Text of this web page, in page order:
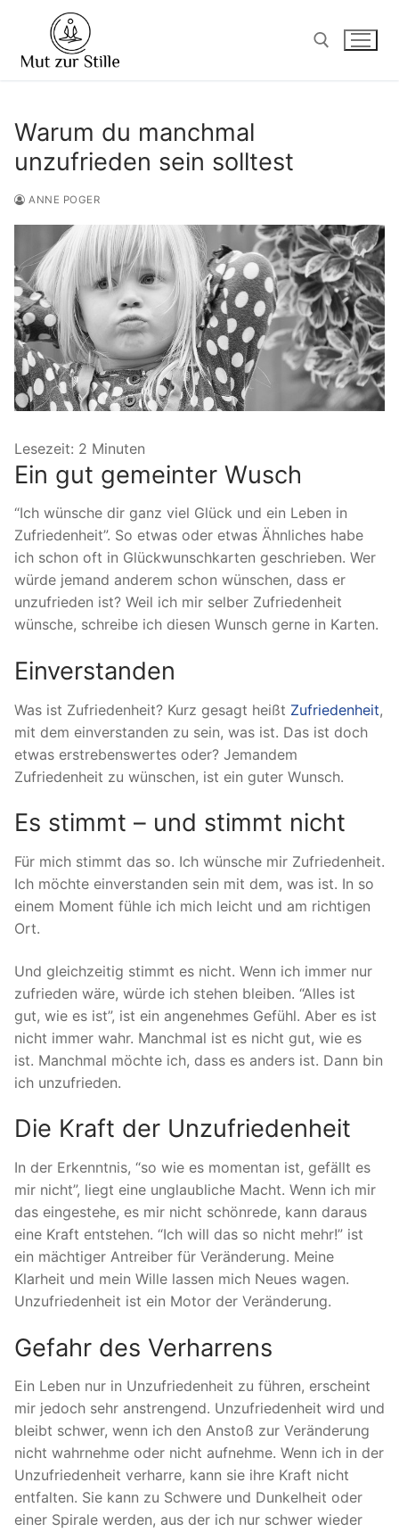
springen
Warum du manchmal
unzufrieden sein solltest
ANNE POGER
Lesezeit: 2 Minuten
Ein gut gemeinter Wusch
“Ich wünsche dir ganz viel Glück und ein Leben in
Zufriedenheit”. So etwas oder etwas Ähnliches habe
ich schon oft in Glückwunschkarten geschrieben. Wer
würde jemand anderem schon wünschen, dass er
unzufrieden ist? Weil ich mir selber Zufriedenheit
wünsche, schreibe ich diesen Wunsch gerne in Karten.
Einverstanden
Was ist Zufriedenheit? Kurz gesagt heißt Zufriedenheit,
mit dem einverstanden zu sein, was ist. Das ist doch
etwas erstrebenswertes oder? Jemandem
Zufriedenheit zu wünschen, ist ein guter Wunsch.
Es stimmt – und stimmt nicht
Für mich stimmt das so. Ich wünsche mir Zufriedenheit.
Ich möchte einverstanden sein mit dem, was ist. In so
einem Moment fühle ich mich leicht und am richtigen
Ort.
Und gleichzeitig stimmt es nicht. Wenn ich immer nur
zufrieden wäre, würde ich stehen bleiben. “Alles ist
gut, wie es ist”, ist ein angenehmes Gefühl. Aber es ist
nicht immer wahr. Manchmal ist es nicht gut, wie es
ist. Manchmal möchte ich, dass es anders ist. Dann bin
ich unzufrieden.
Die Kraft der Unzufriedenheit
In der Erkenntnis, “so wie es momentan ist, gefällt es
mir nicht”, liegt eine unglaubliche Macht. Wenn ich mir
das eingestehe, es mir nicht schönrede, kann daraus
eine Kraft entstehen. “Ich will das so nicht mehr!” ist
ein mächtiger Antreiber für Veränderung. Meine
Klarheit und mein Wille lassen mich Neues wagen.
Unzufriedenheit ist ein Motor der Veränderung.
Gefahr des Verharrens
Ein Leben nur in Unzufriedenheit zu führen, erscheint
mir jedoch sehr anstrengend. Unzufriedenheit wird und
bleibt schwer, wenn ich den Anstoß zur Veränderung
nicht wahrnehme oder nicht aufnehme. Wenn ich in der
Unzufriedenheit verharre, kann sie ihre Kraft nicht
entfalten. Sie kann zu Schwere und Dunkelheit oder
einer Spirale werden, aus der ich nur schwer wieder